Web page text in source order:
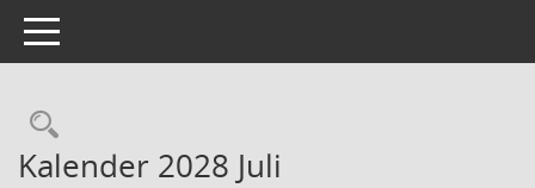
Toggle navigation
Rechercheauswahl
Kalender 2028 Juli